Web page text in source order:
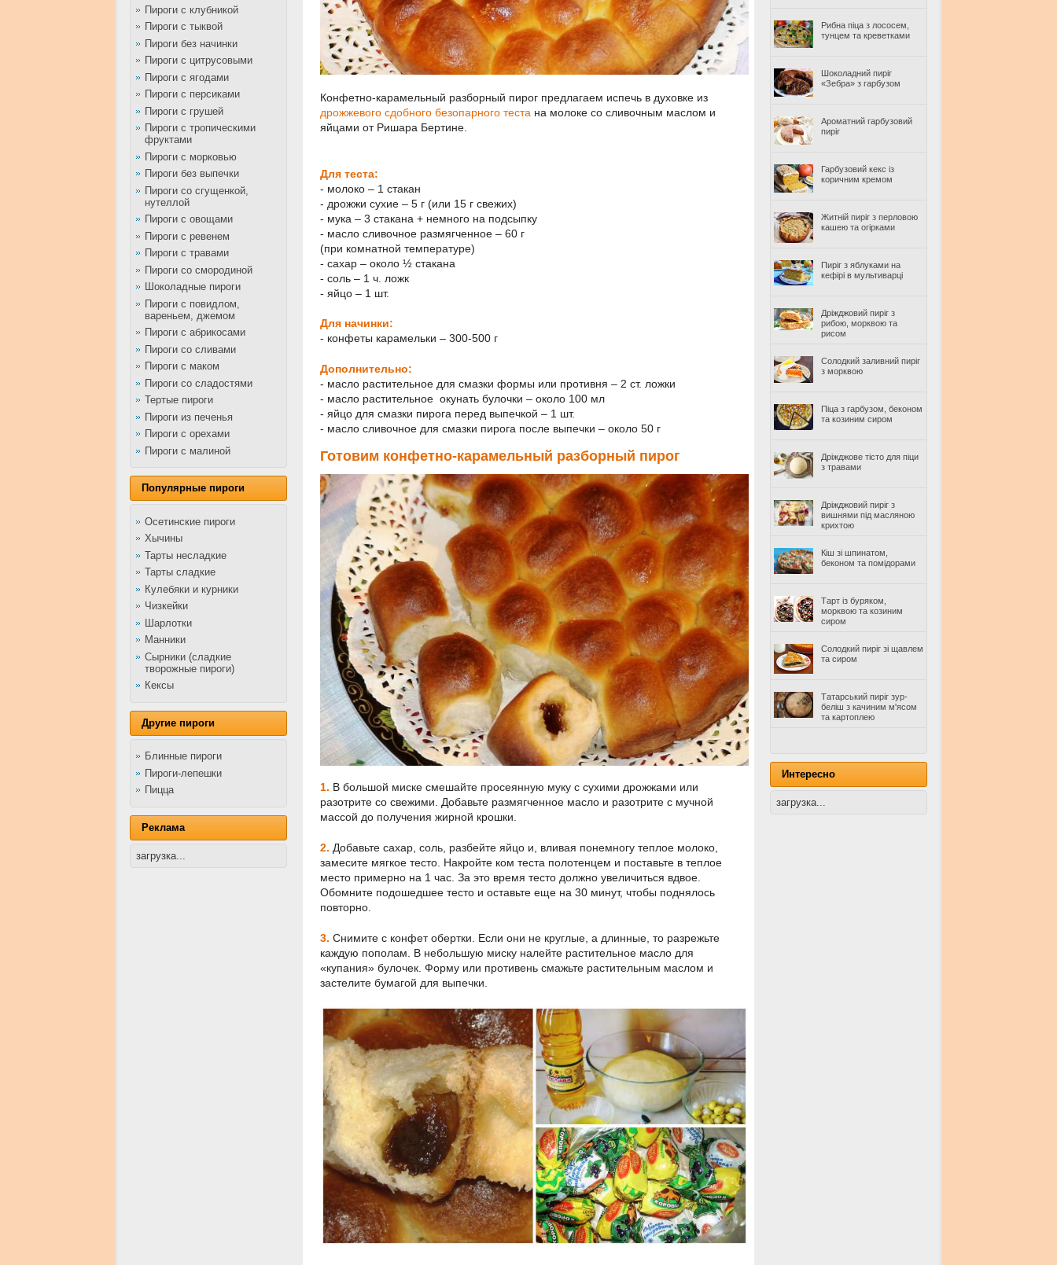
Пироги с клубникой
Пироги с тыквой
Пироги без начинки
Пироги с цитрусовыми
Пироги с ягодами
Пироги с персиками
Пироги с грушей
Пироги с тропическими
фруктами
Пироги с морковью
Пироги без выпечки
Пироги со сгущенкой,
нутеллой
Пироги с овощами
Пироги с ревенем
Пироги с травами
Пироги со смородиной
Шоколадные пироги
Пироги с повидлом,
вареньем, джемом
Пироги с абрикосами
Пироги со сливами
Пироги с маком
Пироги со сладостями
Тертые пироги
Пироги из печенья
Пироги с орехами
Пироги с малиной
Популярные пироги
Осетинские пироги
Хычины
Тарты несладкие
Тарты сладкие
Кулебяки и курники
Чизкейки
Шарлотки
Манники
Сырники (сладкие
творожные пироги)
Кексы
Другие пироги
Блинные пироги
Пироги-лепешки
Пицца
Реклама
загрузка...
Конфетно-карамельный разборный пирог предлагаем испечь в духовке из
дрожжевого сдобного безопарного теста на молоке со сливочным маслом и
яйцами от Ришара Бертине.
Для теста:
- молоко – 1 стакан
- дрожжи сухие – 5 г (или 15 г свежих)
- мука – 3 стакана + немного на подсыпку
- масло сливочное размягченное – 60 г
(при комнатной температуре)
- сахар – около ½ стакана
- соль – 1 ч. ложк
- яйцо – 1 шт.
Для начинки:
- конфеты карамельки – 300-500 г
Дополнительно:
- масло растительное для смазки формы или противня – 2 ст. ложки
- масло растительное окунать булочки – около 100 мл
- яйцо для смазки пирога перед выпечкой – 1 шт.
- масло сливочное для смазки пирога после выпечки – около 50 г
Готовим конфетно-карамельный разборный пирог
1. В большой миске смешайте просеянную муку с сухими дрожжами или
разотрите со свежими. Добавьте размягченное масло и разотрите с мучной
массой до получения жирной крошки.
2. Добавьте сахар, соль, разбейте яйцо и, вливая понемногу теплое молоко,
замесите мягкое тесто. Накройте ком теста полотенцем и поставьте в теплое
место примерно на 1 час. За это время тесто должно увеличиться вдвое.
Обомните подошедшее тесто и оставьте еще на 30 минут, чтобы поднялось
повторно.
3. Снимите с конфет обертки. Если они не круглые, а длинные, то разрежьте
каждую пополам. В небольшую миску налейте растительное масло для
«купания» булочек. Форму или противень смажьте растительным маслом и
застелите бумагой для выпечки.
Рибна піца з лососем,
тунцем та креветками
Шоколадний пиріг
«Зебра» з гарбузом
Ароматний гарбузовий
пиріг
Гарбузовий кекс із
коричним кремом
Житній пиріг з перловою
кашею та огірками
Пиріг з яблуками на
кефірі в мультиварці
Дріжджовий пиріг з
рибою, морквою та
рисом
Солодкий заливний пиріг
з морквою
Піца з гарбузом, беконом
та козиним сиром
Дріжджове тісто для піци
з травами
Дріжджовий пиріг з
вишнями під масляною
крихтою
Кіш зі шпинатом,
беконом та помідорами
Тарт із буряком,
морквою та козиним
сиром
Солодкий пиріг зі щавлем
та сиром
Татарський пиріг зур-
беліш з качиним м'ясом
та картоплею
Интересно
загрузка...